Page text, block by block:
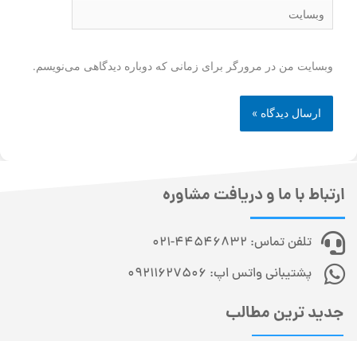
وبسایت من در مرورگر برای زمانی که دوباره دیدگاهی می‌نویسم.
ارتباط با ما و دریافت مشاوره
تلفن تماس: 44546832-021
پشتیبانی واتس اپ: 09211627506
جدید ترین مطالب